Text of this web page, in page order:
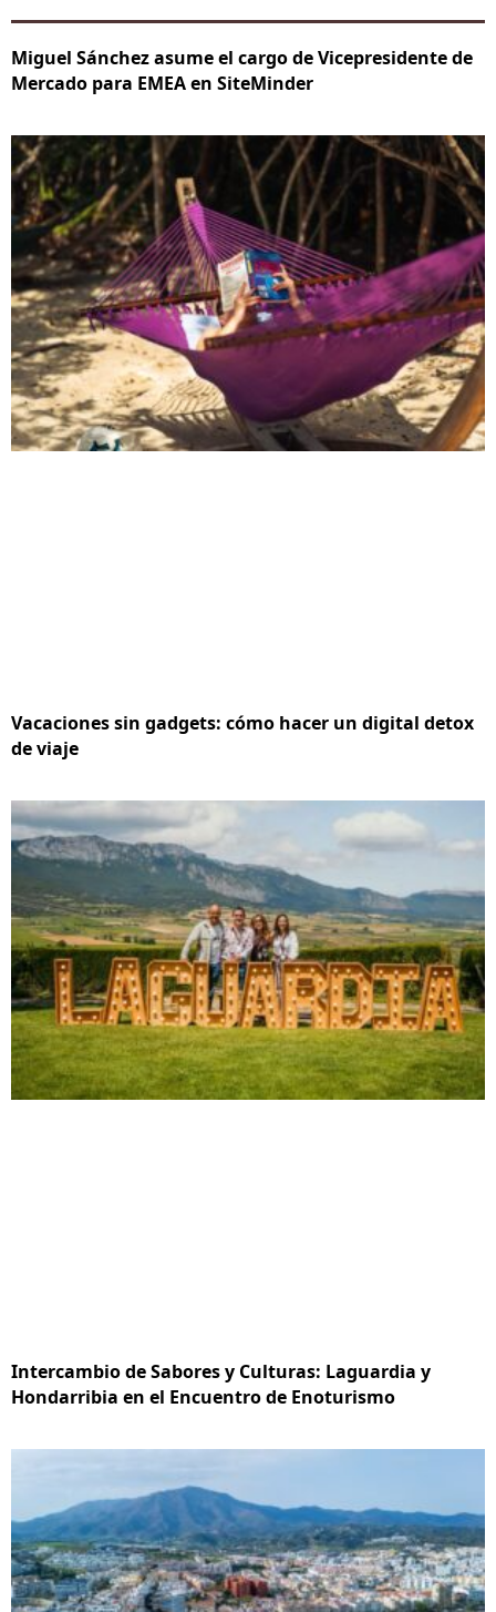
Miguel Sánchez asume el cargo de Vicepresidente de
Mercado para EMEA en SiteMinder
Vacaciones sin gadgets: cómo hacer un digital detox
de viaje
Intercambio de Sabores y Culturas: Laguardia y
Hondarribia en el Encuentro de Enoturismo